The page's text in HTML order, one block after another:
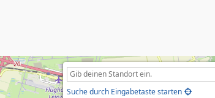
Suche durch Eingabetaste starten